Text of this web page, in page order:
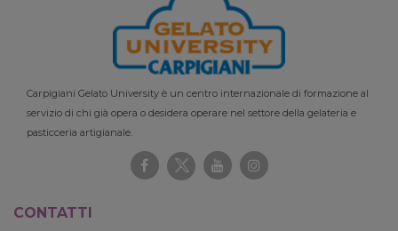
Carpigiani Gelato University è un centro internazionale di formazione al
servizio di chi già opera o desidera operare nel settore della gelateria e
pasticceria artigianale.
CONTATTI